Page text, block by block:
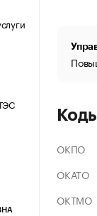
ОКПО
ОКАТО
ОКТМО